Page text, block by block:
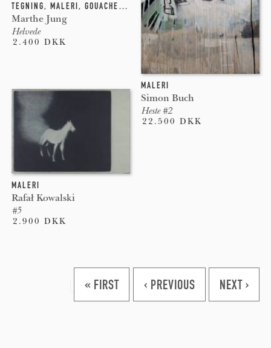
TEGNING, MALERI , GOUACHE,AKVAREL
Marthe Jung
Helvede
2.400 DKK
MALERI
Rafał Kowalski
#5
2.900 DKK
MALERI
Simon Buch
Heste #2
22.500 DKK
« FIRST ‹ PREVIOUS NEXT ›